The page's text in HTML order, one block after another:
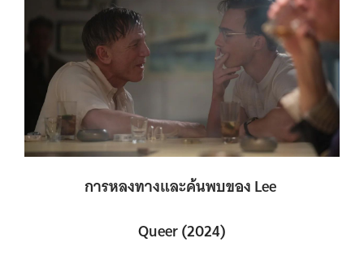
การหลงทางและค้นพบของ Lee
Queer (2024)